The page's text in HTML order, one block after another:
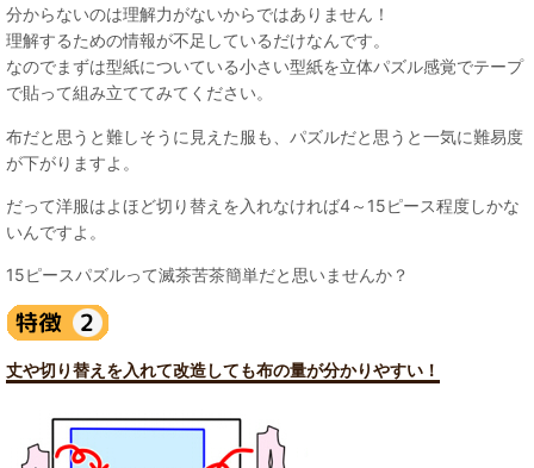
分からないのは理解力がないからではありません！
理解するための情報が不足しているだけなんです。
なのでまずは型紙についている小さい型紙を立体パズル感覚でテープ
で貼って組み立ててみてください。
布だと思うと難しそうに見えた服も、パズルだと思うと一気に難易度
が下がりますよ。
だって洋服はよほど切り替えを入れなければ4～15ピース程度しかな
いんですよ。
15ピースパズルって滅茶苦茶簡単だと思いませんか？
丈や切り替えを入れて改造しても布の量が分かりやすい！